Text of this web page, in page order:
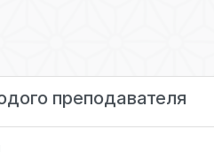
преподавателя